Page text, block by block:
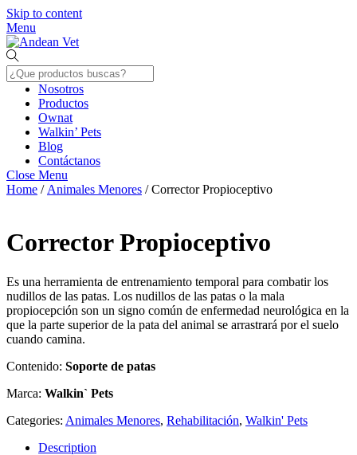
Skip to content
Menu
Nosotros
Productos
Ownat
Walkin’ Pets
Blog
Contáctanos
Close Menu
Home / Animales Menores / Corrector Propioceptivo
Corrector Propioceptivo
Es una herramienta de entrenamiento temporal para combatir los
nudillos de las patas. Los nudillos de las patas o la mala
propiocepción son un signo común de enfermedad neurológica en la
que la parte superior de la pata del animal se arrastrará por el suelo
cuando camina.
Contenido: Soporte de patas
Marca: Walkin` Pets
Categories: Animales Menores, Rehabilitación, Walkin' Pets
Description